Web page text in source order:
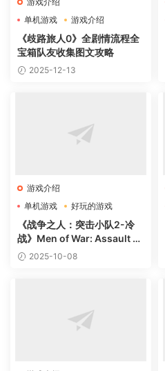
单机游戏
游戏介绍
老杨电玩网站
《歧路旅人0》全剧情流程全
宝箱队友收集图文攻略
2025-12-13
游戏介绍
单机游戏
好玩的游戏
局域网
《战争之人：突击小队2-冷
战》Men of War: Assault S
quad 2-Cold War 中文版
2025-10-08